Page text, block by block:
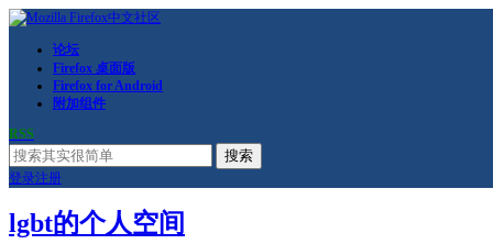
论坛
Firefox 桌面版
Firefox for Android
附加组件
RSS
搜索
登录注册
lgbt的个人空间